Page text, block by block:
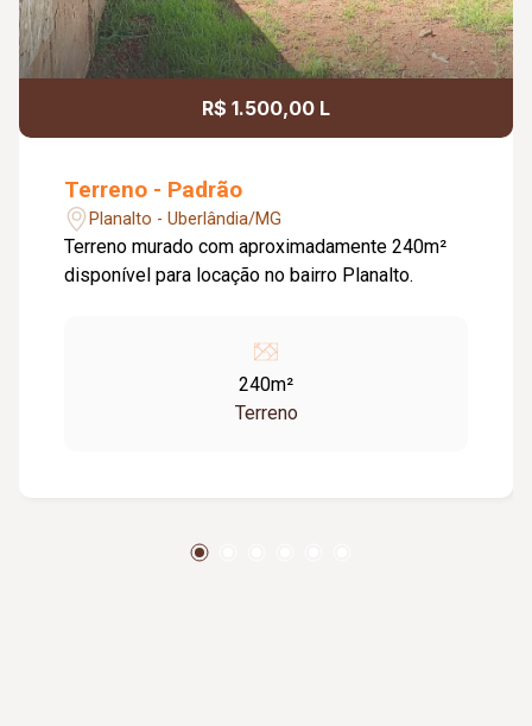
R$ 1.500,00 L
Terreno - Padrão
Planalto - Uberlândia/MG
Terreno murado com aproximadamente 240m²
disponível para locação no bairro Planalto.
240m²
Terreno